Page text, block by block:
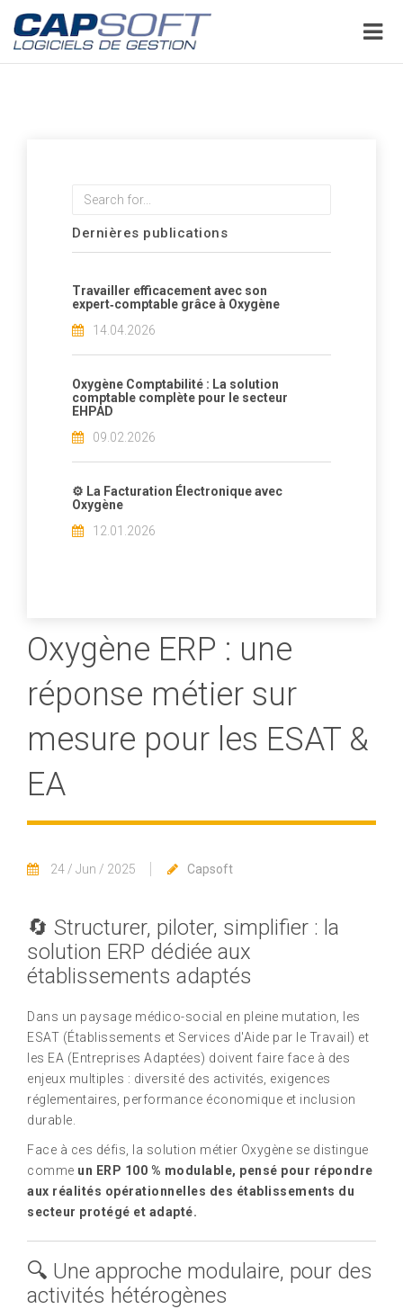
au
contenu
Rechercher
Dernières publications
Travailler efficacement avec son
expert‑comptable grâce à Oxygène
14.04.2026
Oxygène Comptabilité : La solution
comptable complète pour le secteur
EHPAD
09.02.2026
⚙️ La Facturation Électronique avec
Oxygène
12.01.2026
Oxygène ERP : une
réponse métier sur
mesure pour les ESAT &
EA
24 / Jun / 2025 Capsoft
🔄 Structurer, piloter, simplifier : la
solution ERP dédiée aux
établissements adaptés
Dans un paysage médico-social en pleine mutation, les
ESAT (Établissements et Services d'Aide par le Travail) et
les EA (Entreprises Adaptées) doivent faire face à des
enjeux multiples : diversité des activités, exigences
réglementaires, performance économique et inclusion
durable.
Face à ces défis, la solution métier Oxygène se distingue
comme un ERP 100 % modulable, pensé pour répondre
aux réalités opérationnelles des établissements du
secteur protégé et adapté.
🔍 Une approche modulaire, pour des
activités hétérogènes